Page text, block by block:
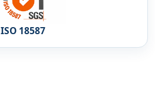
ISO 18587